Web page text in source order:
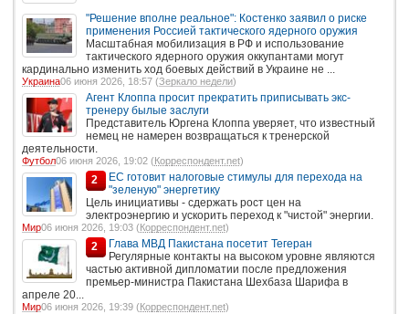
"Решение вполне реальное": Костенко заявил о риске
применения Россией тактического ядерного оружия
Масштабная мобилизация в РФ и использование
тактического ядерного оружия оккупантами могут
кардинально изменить ход боевых действий в Украине не ...
Украина06 июня 2026, 18:57 (Зеркало недели)
Агент Клоппа просит прекратить приписывать экс-
тренеру былые заслуги
Представитель Юргена Клоппа уверяет, что известный
немец не намерен возвращаться к тренерской
деятельности.
Футбол06 июня 2026, 19:02 ( Корреспондент.net)
2
ЕС готовит налоговые стимулы для перехода на
"зеленую" энергетику
Цель инициативы - сдержать рост цен на
электроэнергию и ускорить переход к "чистой" энергии.
Мир06 июня 2026, 19:03 ( Корреспондент.net)
2
Глава МВД Пакистана посетит Тегеран
Регулярные контакты на высоком уровне являются
частью активной дипломатии после предложения
премьер-министра Пакистана Шехбаза Шарифа в
апреле 20...
Мир06 июня 2026, 19:39 ( Корреспондент.net)